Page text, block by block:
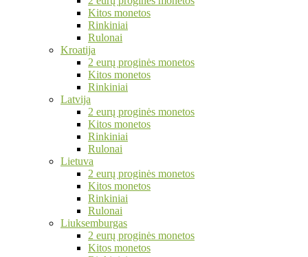
Kitos monetos
Rinkiniai
Rulonai
Kroatija
2 eurų proginės monetos
Kitos monetos
Rinkiniai
Latvija
2 eurų proginės monetos
Kitos monetos
Rinkiniai
Rulonai
Lietuva
2 eurų proginės monetos
Kitos monetos
Rinkiniai
Rulonai
Liuksemburgas
2 eurų proginės monetos
Kitos monetos